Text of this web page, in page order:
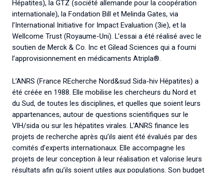
Hépatites), la GTZ (société allemande pour la coopération
internationale), la Fondation Bill et Melinda Gates, via
l’International Initiative for Impact Evaluation (3ie), et la
Wellcome Trust (Royaume-Uni). L’essai a été réalisé avec le
soutien de Merck & Co. Inc et Gilead Sciences qui a fourni
l’approvisionnement en médicaments Atripla®.
L’ANRS (France REcherche Nord&sud Sida-hiv Hépatites) a
été créée en 1988. Elle mobilise les chercheurs du Nord et
du Sud, de toutes les disciplines, et quelles que soient leurs
appartenances, autour de questions scientifiques sur le
VIH/sida ou sur les hépatites virales. L’ANRS finance les
projets de recherche après qu’ils aient été évalués par des
comités d’experts internationaux. Elle accompagne les
projets de leur conception à leur réalisation et valorise leurs
résultats afin qu’ils soient utiles aux populations. Son budget